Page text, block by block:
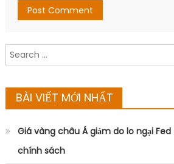
Search
for:
BÀI VIẾT MỚI NHẤT
Giá vàng châu Á giảm do lo ngại
chính sách